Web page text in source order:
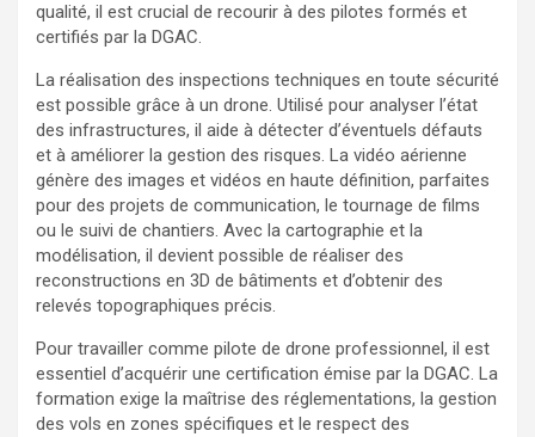
qualité, il est crucial de recourir à des pilotes formés et
certifiés par la DGAC.
La réalisation des inspections techniques en toute sécurité
est possible grâce à un drone. Utilisé pour analyser l’état
des infrastructures, il aide à détecter d’éventuels défauts
et à améliorer la gestion des risques. La vidéo aérienne
génère des images et vidéos en haute définition, parfaites
pour des projets de communication, le tournage de films
ou le suivi de chantiers. Avec la cartographie et la
modélisation, il devient possible de réaliser des
reconstructions en 3D de bâtiments et d’obtenir des
relevés topographiques précis.
Pour travailler comme pilote de drone professionnel, il est
essentiel d’acquérir une certification émise par la DGAC. La
formation exige la maîtrise des réglementations, la gestion
des vols en zones spécifiques et le respect des